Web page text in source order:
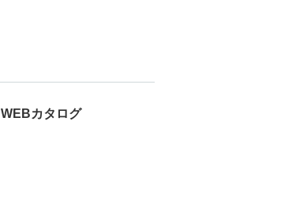
WEBカタログ